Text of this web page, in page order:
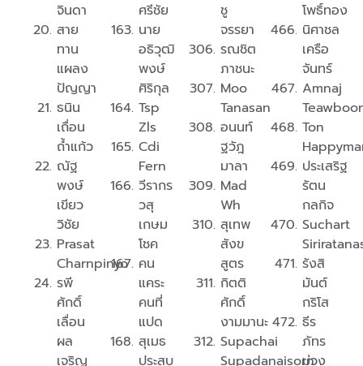
จินดา
สาย
ทาน
แผลง
ปัญญา
ธนิน
เถื่อน
ถ้ำแก้ว
ณัฐ
พงษ์
เขียว
วิชัย
Prasat
Charnpinyo
รพี
ศักดิ์
เลื่อน
ผล
เจริญ
ศรีชัย
นาย
อธิวุฒิ
พงษ์
ศิริกุล
Tsp
Zls
Cdi
Fern
วีรากร
วสุ
เกษม
โชค
คน
แคระ
คนที่
แปด
สุเมธ
ประสบ
ชู
จรรยา
ร​ณ​ชิต​
ภาชนะ​
Moo
Tanasan
อนนท์
ฐวัฎ
มาลา
Mad
Wh
สุเทพ
สังข
สูตร
กิตติ
ศักดิ์
งามมานะ
Supachai
Supadanaisorn
โพธิ์ทอง
นิศาชล
เครือ
จันทร์
Amnaj
Ton
ประเสริฐ
รัตน
กลกิจ
Suchart
รังสิ
มันต์
กริโส
ธีร
ภัทร
ม่วง